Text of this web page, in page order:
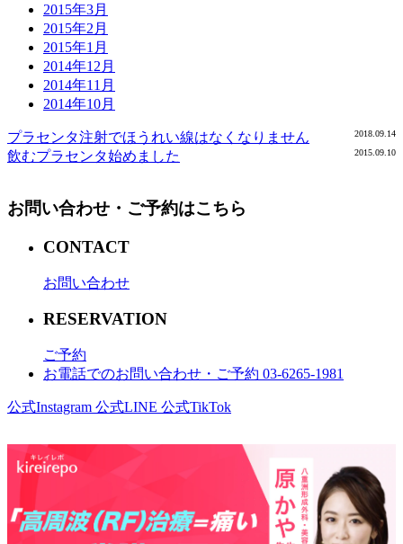
2015年3月
2015年2月
2015年1月
2014年12月
2014年11月
2014年10月
プラセンタ注射でほうれい線はなくなりません 2018.09.14
飲むプラセンタ始めました 2015.09.10
お問い合わせ・ご予約はこちら
CONTACT
お問い合わせ
RESERVATION
ご予約
お電話でのお問い合わせ・ご予約 03-6265-1981
公式Instagram 公式LINE 公式TikTok